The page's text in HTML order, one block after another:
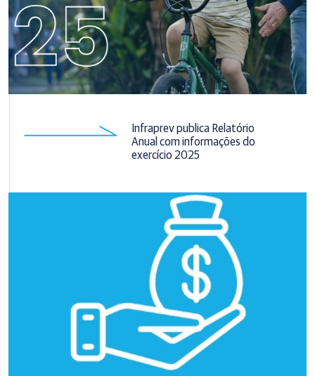
Infraprev publica Relatório
Anual com informações do
exercício 2025